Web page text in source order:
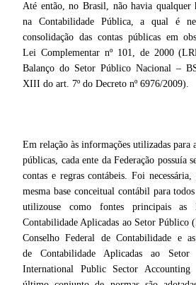
Até então, no Brasil, não havia qualquer
na Contabilidade Pública, a qual é
consolidação das contas públicas em
Lei Complementar nº 101, de 2000
Balanço do Setor Público Nacional –
XIII do art. 7º do Decreto nº 6976/2009).
Em relação às informações utilizadas para
públicas, cada ente da Federação possuía
contas e regras contábeis. Foi
mesma base conceitual contábil para
utilizouse como fontes principais as
Contabilidade Aplicadas ao Setor Público
Conselho Federal de Contabilidade e
de Contabilidade Aplicadas ao Setor
International Public Sector Accounting